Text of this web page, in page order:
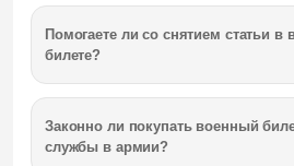
Помогаете ли со снятием статьи в
билете?
Законно ли покупать военный
службы в армии?